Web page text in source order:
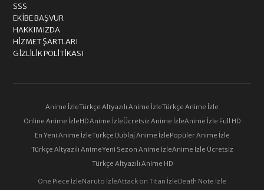
SSS
EKIBE BAŞVUR
HAKKIMIZDA
HIZMET ŞARTLARI
GIZLILIK POLITIKASI
Anime İzleTürkçe Altyazılı Anime İzleTürkçe Anime İzle
Online Anime İzleHD Anime İzleÜcretsiz Anime İzleAnime İzle Full HD
En Yeni Anime İzleTürkçe Dublaj Anime İzlePopüler Anime İzle
Türkçe Altyazılı AnimeYeni Sezon Anime İzleAnime İzle Ücretsiz
Türkçe Altyazılı Anime HD
One Piece İzleNaruto İzleAttack on Titan İzleDeath Note İzle